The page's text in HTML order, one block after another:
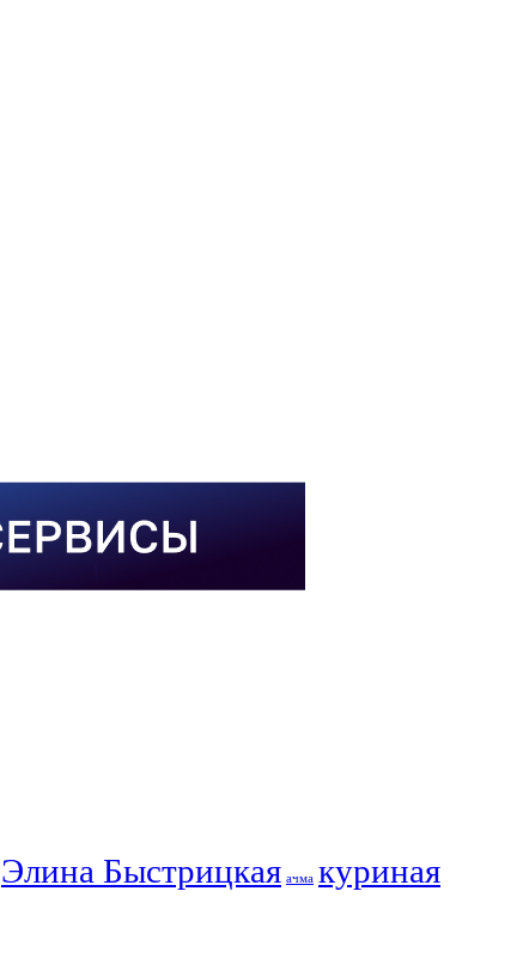
Элина Быстрицкая ачма куриная